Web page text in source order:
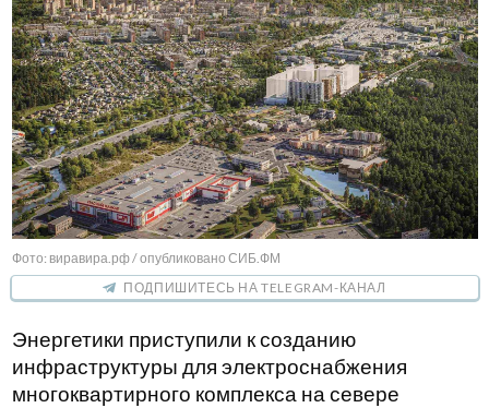
Фото: виравира.рф / опубликовано СИБ.ФМ
ПОДПИШИТЕСЬ НА TELEGRAM-КАНАЛ
Энергетики приступили к созданию
инфраструктуры для электроснабжения
многоквартирного комплекса на севере